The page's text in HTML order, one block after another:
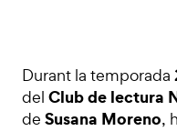
Durant la temporada
del Club de lectura
de Susana Moreno,